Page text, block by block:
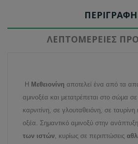
ΠΕΡΙΓΡΑΦΉ
ΛΕΠΤΟΜΈΡΕΙΕΣ
Η Μεθειονίνη αποτελεί ένα από τα
αμινοξέα και μετατρέπεται στο σώμα
καρνιτίνη, σε γλουταθειόνη, σε ταυρίνη
οξέα. Σημαντικό αμινοξύ στην
των ιστών, κυρίως σε περιπτώσεις